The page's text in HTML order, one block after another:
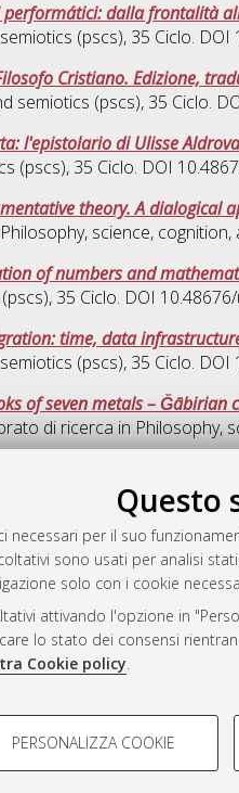
Questo
necessari per il suo
sono usati per analisi
solo con i cookie
attivando l'opzione in
lo stato dei consensi
Cookie policy.
PERSONALIZZA COOKIE
performátici: dalla frontalità
(pscs), 35 Ciclo.
Cristiano. Edizione,
semiotics (pscs), 35 Ciclo.
l'epistolario di Ulisse
(pscs), 35 Ciclo. DOI
theory. A dialogical
Philosophy, science,
of numbers and
, 35 Ciclo. DOI
time, data
(pscs), 35 Ciclo.
of seven metals – Ǧābirian
di ricerca in Philosophy,
AMS Dottorato
ISSN: 2038-7946
Servizio implementato e
Impostazioni Cookie
Informativa sulla privacy
Condizioni d’uso del sito
- Università di Bologna, 2007-